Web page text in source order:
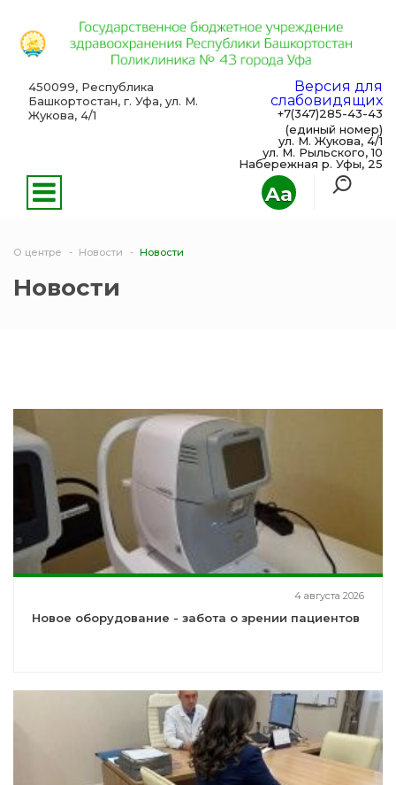
Aa
450099, Республика
Башкортостан, г. Уфа, ул. М.
Жукова, 4/1
Версия для
слабовидящих
+7(347)285-43-43
(единый номер)
ул. М. Жукова, 4/1
ул. М. Рыльского, 10
Набережная р. Уфы, 25
О центре Новости Новости
Новости
4 августа 2026
Новое оборудование - забота о зрении пациентов